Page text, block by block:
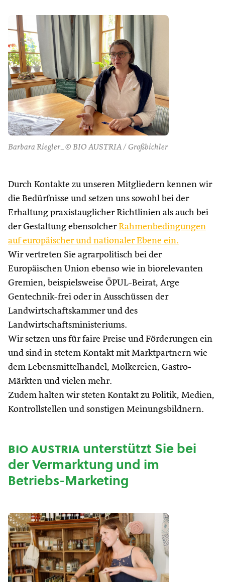
Barbara Riegler_© BIO AUSTRIA / Großbichler
Durch Kontakte zu unseren Mitgliedern kennen wir
die Bedürfnisse und setzen uns sowohl bei der
Erhaltung praxistauglicher Richtlinien als auch bei
der Gestaltung ebensolcher Rahmenbedingungen
auf europäischer und nationaler Ebene ein.
Wir vertreten Sie agrarpolitisch bei der
Europäischen Union ebenso wie in biorelevanten
Gremien, beispielsweise ÖPUL-Beirat, Arge
Gentechnik-frei oder in Ausschüssen der
Landwirtschaftskammer und des
Landwirtschaftsministeriums.
Wir setzen uns für faire Preise und Förderungen ein
und sind in stetem Kontakt mit Marktpartnern wie
dem Lebensmittelhandel, Molkereien, Gastro-
Märkten und vielen mehr.
Zudem halten wir steten Kontakt zu Politik, Medien,
Kontrollstellen und sonstigen Meinungsbildnern.
bio austriaunterstützt Sie bei
der Vermarktung und im
Betriebs-Marketing